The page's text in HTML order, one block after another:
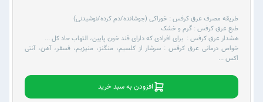
طریقه مصرف عرق کرفس : خوراکی (جوشانده/دم کرده/نوشیدنی)
طبع عرق کرفس : گرم و خشک
هشدار عرق کرفس : برای افرادی که دارای قند خون پایین، التهاب حاد کل...
خواص درمانی عرق کرفس : سرشار از کلسیم، منگنز، منیزیم، فسفر، آهن، آنتی
اکس...
افزودن به سبد خرید